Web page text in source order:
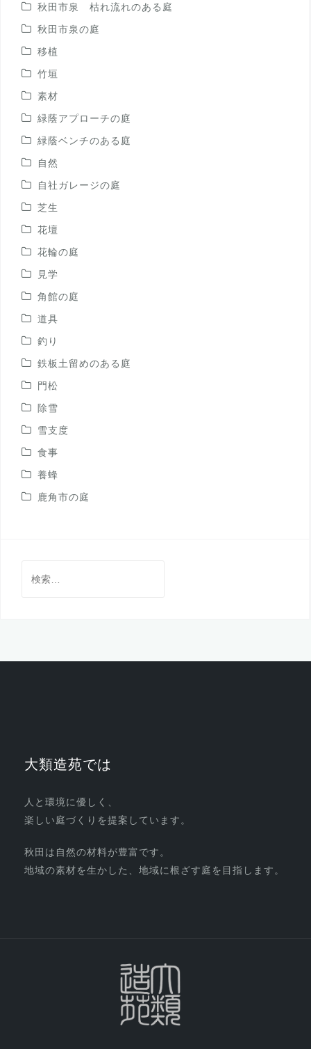
秋田市泉 枯れ流れのある庭
秋田市泉の庭
移植
竹垣
素材
緑蔭アプローチの庭
緑蔭ベンチのある庭
自然
自社ガレージの庭
芝生
花壇
花輪の庭
見学
角館の庭
道具
釣り
鉄板土留めのある庭
門松
除雪
雪支度
食事
養蜂
鹿角市の庭
索:
大類造苑では
人と環境に優しく、
楽しい庭づくりを提案しています。
秋田は自然の材料が豊富です。
地域の素材を生かした、地域に根ざす庭を目指します。